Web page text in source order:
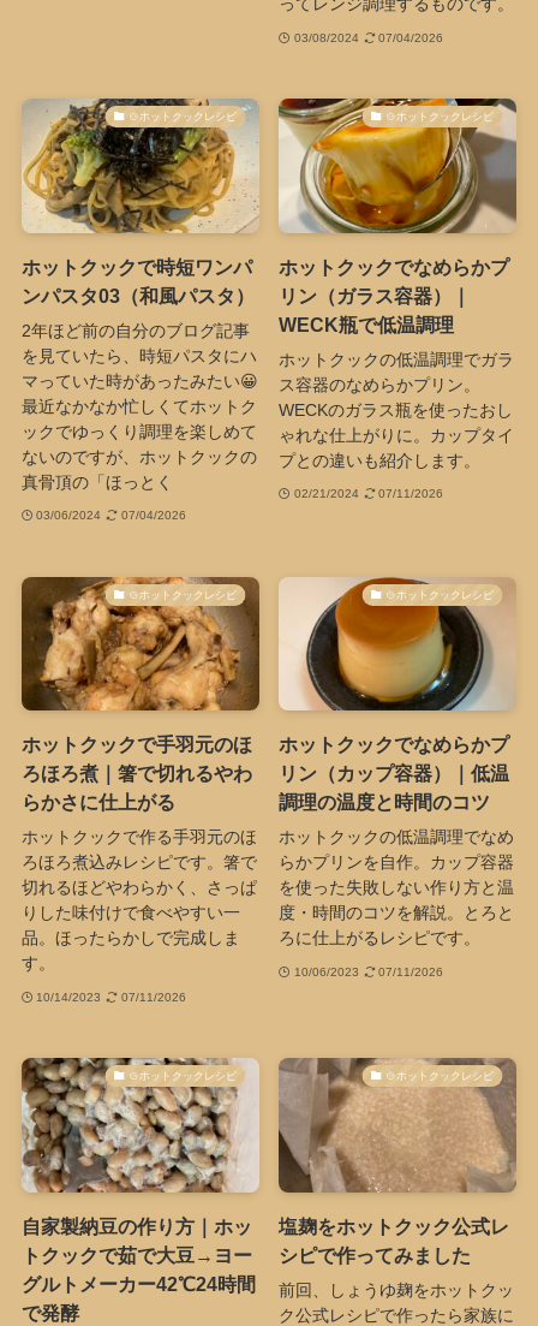
ってレンジ調理するものです。
03/08/2024 07/04/2026
🍲ホットクックレシピ
ホットクックで時短ワンパ
ンパスタ03（和風パスタ）
2年ほど前の自分のブログ記事
を見ていたら、時短パスタにハ
マっていた時があったみたい😀
最近なかなか忙しくてホットク
ックでゆっくり調理を楽しめて
ないのですが、ホットクックの
真骨頂の「ほっとく
03/06/2024 07/04/2026
🍲ホットクックレシピ
ホットクックでなめらかプ
リン（ガラス容器）｜
WECK瓶で低温調理
ホットクックの低温調理でガラ
ス容器のなめらかプリン。
WECKのガラス瓶を使ったおし
ゃれな仕上がりに。カップタイ
プとの違いも紹介します。
02/21/2024 07/11/2026
🍲ホットクックレシピ
ホットクックで手羽元のほ
ろほろ煮｜箸で切れるやわ
らかさに仕上がる
ホットクックで作る手羽元のほ
ろほろ煮込みレシピです。箸で
切れるほどやわらかく、さっぱ
りした味付けで食べやすい一
品。ほったらかしで完成しま
す。
10/14/2023 07/11/2026
🍲ホットクックレシピ
ホットクックでなめらかプ
リン（カップ容器）｜低温
調理の温度と時間のコツ
ホットクックの低温調理でなめ
らかプリンを自作。カップ容器
を使った失敗しない作り方と温
度・時間のコツを解説。とろと
ろに仕上がるレシピです。
10/06/2023 07/11/2026
🍲ホットクックレシピ
自家製納豆の作り方｜ホッ
トクックで茹で大豆→ヨー
グルトメーカー42℃24時間
で発酵
🍲ホットクックレシピ
塩麹をホットクック公式レ
シピで作ってみました
前回、しょうゆ麹をホットクッ
ク公式レシピで作ったら家族に